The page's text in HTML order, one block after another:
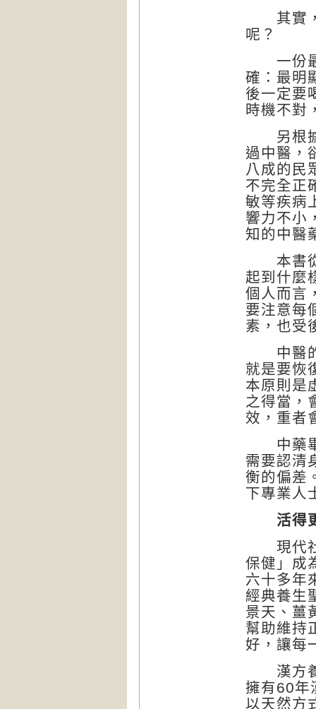
其實，
呢？
一份最
確：最明
後一定要
時機不對
另根據
過中醫，
八成的民
不完全正
敏等疾病
響力不小
知的中醫
本書從
起到什麼
個人而言
要注意每
素，也受
中醫的
就是要恢
本原則是
之得當，
效，重者
中藥畢
需要認清
衡的偏差
下專業人
活得
現代社
保健」成
六十多年
經典養生
景天、薑
幫助維持
好，讓每
漢方養
擁有60年
以天然方